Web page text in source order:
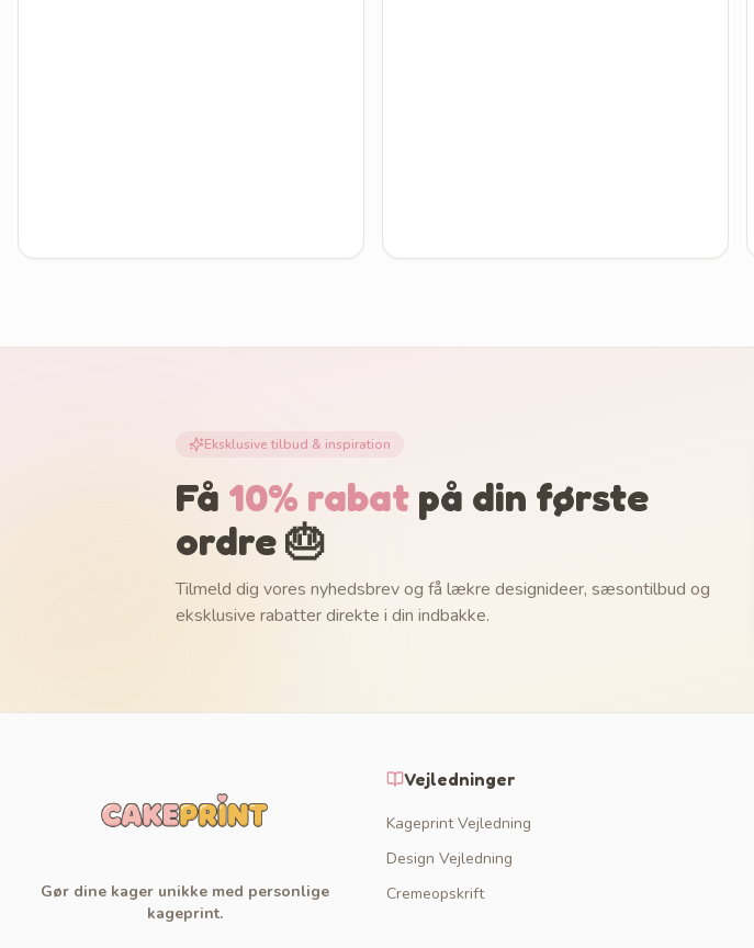
Eksklusive tilbud & inspiration
Få 10% rabat på din første
ordre 🎂
Tilmeld dig vores nyhedsbrev og få lækre designideer, sæsontilbud og
eksklusive rabatter direkte i din indbakke.
Gør dine kager unikke med personlige
kageprint.
Vejledninger
Kageprint Vejledning
Design Vejledning
Cremeopskrift